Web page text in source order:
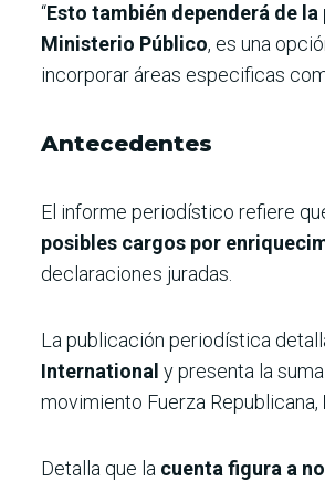
“Esto también dependerá de
Ministerio Público, es una
incorporar áreas especificas
Antecedentes
El informe periodístico refiere
posibles cargos por
declaraciones juradas.
La publicación periodística
International y presenta la
movimiento Fuerza Republicana,
Detalla que la cuenta figura a